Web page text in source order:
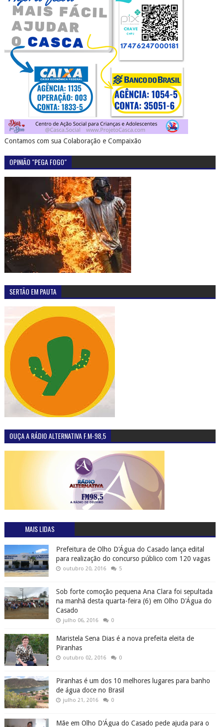
Contamos com sua Colaboração e Compaixão
OPINIÃO "PEGA FOGO"
SERTÃO EM PAUTA
OUÇA A RÁDIO ALTERNATIVA F.M-98,5
MAIS LIDAS
Prefeitura de Olho D'Água do Casado lança edital
para realização do concurso público com 120 vagas
outubro 20, 2016 5
Sob forte comoção pequena Ana Clara foi sepultada
na manhã desta quarta-feira (6) em Olho D'Água do
Casado
julho 06, 2016 0
Maristela Sena Dias é a nova prefeita eleita de
Piranhas
outubro 02, 2016 0
Piranhas é um dos 10 melhores lugares para banho
de água doce no Brasil
julho 21, 2016 0
Mãe em Olho D'Água do Casado pede ajuda para o